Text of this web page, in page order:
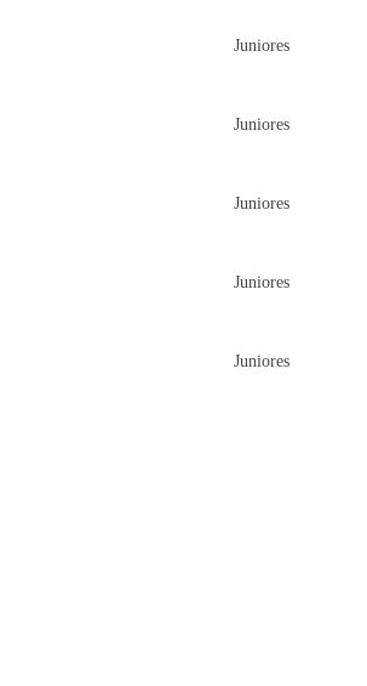
Juniores
Juniores
Juniores
Juniores
Juniores